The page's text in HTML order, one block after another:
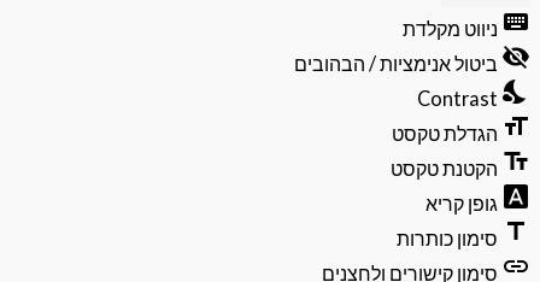
וסגירה
של
תפריט
הנגישות
ניווט מקלדת
ביטול אנימציות / הבהובים
Contrast
הגדלת טקסט
הקטנת טקסט
גופן קריא
סימון כותרות
סימון קישורים ולחצנים